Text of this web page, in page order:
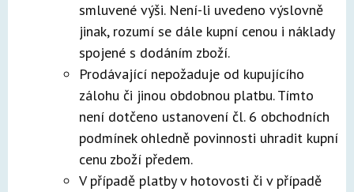
smluvené výši. Není-li uvedeno výslovně
jinak, rozumí se dále kupní cenou i náklady
spojené s dodáním zboží.
Prodávající nepožaduje od kupujícího
zálohu či jinou obdobnou platbu. Tímto
není dotčeno ustanovení čl. 6 obchodních
podmínek ohledně povinnosti uhradit kupní
cenu zboží předem.
V případě platby v hotovosti či v případě